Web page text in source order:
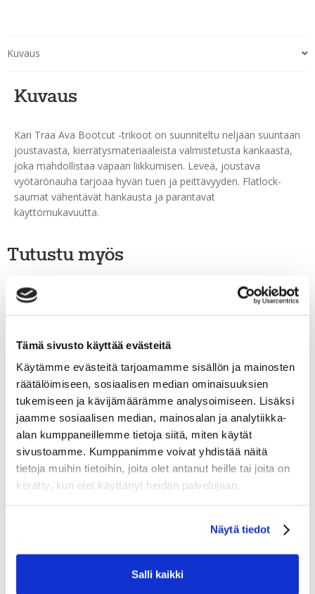
Tämä sivusto käyttää evästeitä
Käytämme evästeitä tarjoamamme sisällön ja mainosten
räätälöimiseen, sosiaalisen median ominaisuuksien
tukemiseen ja kävijämäärämme analysoimiseen. Lisäksi
jaamme sosiaalisen median, mainosalan ja analytiikka-
alan kumppaneillemme tietoja siitä, miten käytät
sivustoamme. Kumppanimme voivat yhdistää näitä
tietoja muihin tietoihin, joita olet antanut heille tai joita on
kerätty, kun olet käyttänyt heidän palvelujaan.
Näytä tiedot
Salli kaikki
Kuvaus
Kuvaus
Kari Traa Ava Bootcut -trikoot on suunniteltu neljään suuntaan
joustavasta, kierrätysmateriaaleista valmistetusta kankaasta,
joka mahdollistaa vapaan liikkumisen. Leveä, joustava
vyötärönauha tarjoaa hyvän tuen ja peittävyyden. Flatlock-
saumat vähentävät hankausta ja parantavat
käyttömukavuutta.
Tutustu myös
HALTI SAIME WINDBREAKER JACKET WOMEN’S
69.95